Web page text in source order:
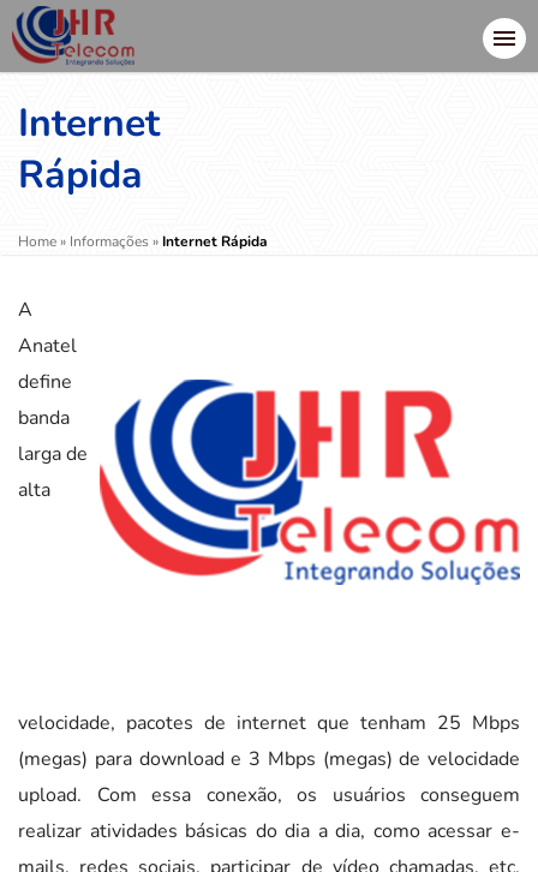
Internet
Rápida
Home» Informações» Internet Rápida
A
Anatel
define
banda
larga de
alta
velocidade, pacotes de internet que tenham 25 Mbps
(megas) para download e 3 Mbps (megas) de velocidade
upload. Com essa conexão, os usuários conseguem
realizar atividades básicas do dia a dia, como acessar e-